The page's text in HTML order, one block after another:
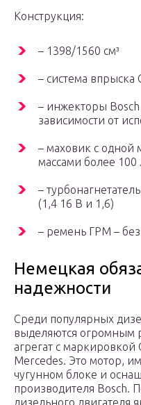
Конструкция:
– 1398/1560 см³
– система впрыска
– инжекторы
зависимости от
– маховик с одной
массами более 100
–
(1,4 16 В и 1,6)
– ремень ГРМ –
Немецкая
надежности
Среди популярных
выделяются огромным
агрегат с
Mercedes. Это мотор,
чугунном блоке и
производителя Bosch.
дизельного двигателя